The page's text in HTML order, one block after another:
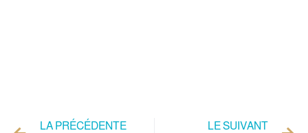
LA PRÉCÉDENTE LE SUIVANT